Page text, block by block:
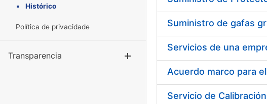
Histórico
Política de privacidade
Transparencia
Acuerdo marco para